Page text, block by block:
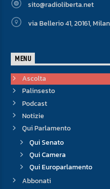
sito@radioliberta.net
via Bellerio 41, 20161,
MENU
Ascolta
Palinsesto
Podcast
Notizie
Qui Parlamento
Qui Senato
Qui Camera
Qui Europarlamento
Abbonati